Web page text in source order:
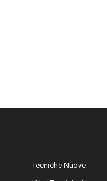
Tecniche Nuove